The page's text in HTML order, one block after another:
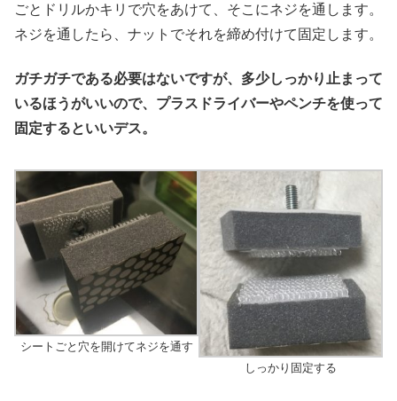
ごとドリルかキリで穴をあけて、そこにネジを通します。
ネジを通したら、ナットでそれを締め付けて固定します。
ガチガチである必要はないですが、多少しっかり止まって
いるほうがいいので、プラスドライバーやペンチを使って
固定するといいデス。
シートごと穴を開けてネジを通す
しっかり固定する